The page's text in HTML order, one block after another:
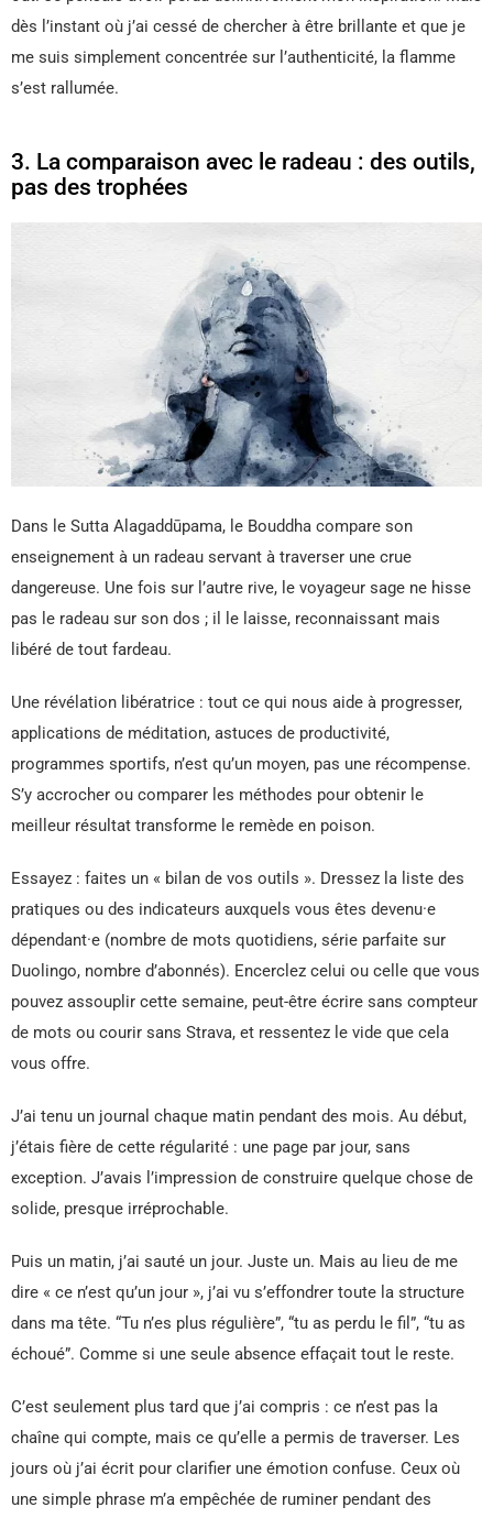
dès l’instant où j’ai cessé de chercher à être brillante et que je
me suis simplement concentrée sur l’authenticité, la flamme
s’est rallumée.
3. La comparaison avec le radeau : des outils,
pas des trophées
Dans le Sutta Alagaddūpama, le Bouddha compare son
enseignement à un radeau servant à traverser une crue
dangereuse. Une fois sur l’autre rive, le voyageur sage ne hisse
pas le radeau sur son dos ; il le laisse, reconnaissant mais
libéré de tout fardeau.
Une révélation libératrice : tout ce qui nous aide à progresser,
applications de méditation, astuces de productivité,
programmes sportifs, n’est qu’un moyen, pas une récompense.
S’y accrocher ou comparer les méthodes pour obtenir le
meilleur résultat transforme le remède en poison.
Essayez : faites un « bilan de vos outils ». Dressez la liste des
pratiques ou des indicateurs auxquels vous êtes devenu·e
dépendant·e (nombre de mots quotidiens, série parfaite sur
Duolingo, nombre d’abonnés). Encerclez celui ou celle que vous
pouvez assouplir cette semaine, peut-être écrire sans compteur
de mots ou courir sans Strava, et ressentez le vide que cela
vous offre.
J’ai tenu un journal chaque matin pendant des mois. Au début,
j’étais fière de cette régularité : une page par jour, sans
exception. J’avais l’impression de construire quelque chose de
solide, presque irréprochable.
Puis un matin, j’ai sauté un jour. Juste un. Mais au lieu de me
dire « ce n’est qu’un jour », j’ai vu s’effondrer toute la structure
dans ma tête. “Tu n’es plus régulière”, “tu as perdu le fil”, “tu as
échoué”. Comme si une seule absence effaçait tout le reste.
C’est seulement plus tard que j’ai compris : ce n’est pas la
chaîne qui compte, mais ce qu’elle a permis de traverser. Les
jours où j’ai écrit pour clarifier une émotion confuse. Ceux où
une simple phrase m’a empêchée de ruminer pendant des